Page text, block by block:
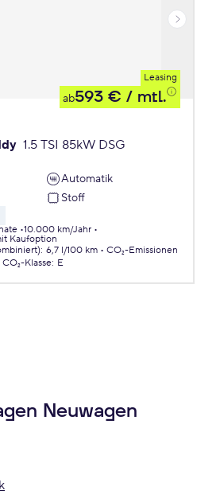
Leasing
ab593 € / mtl.
1.5 TSI 85kW DSG
Automatik
Stoff
10.000 km/Jahr
Kaufoption
: 6,7 l/100 km
CO₂-Emissionen
CO₂-Klasse: E
Neuwagen